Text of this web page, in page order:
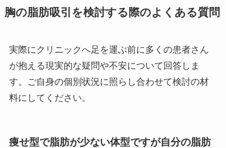
胸の脂肪吸引を検討する際のよくある質問
実際にクリニックへ足を運ぶ前に多くの患者さん
が抱える現実的な疑問や不安について回答しま
す。ご自身の個別状況に照らし合わせて検討の材
料にしてください。
痩せ型で脂肪が少ない体型ですが自分の脂肪